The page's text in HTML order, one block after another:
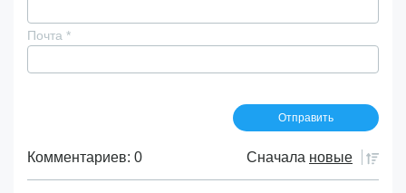
Почта *
Комментариев: 0 Сначала новые